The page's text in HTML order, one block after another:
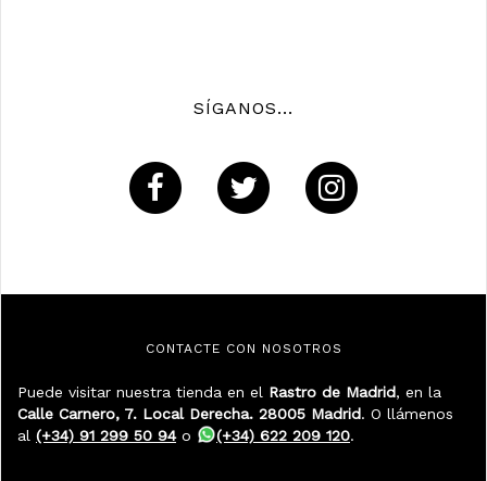
SÍGANOS...
CONTACTE CON NOSOTROS
Puede visitar nuestra tienda en el Rastro de Madrid, en la
Calle Carnero, 7. Local Derecha. 28005 Madrid. O llámenos
al (+34) 91 299 50 94o (+34) 622 209 120.